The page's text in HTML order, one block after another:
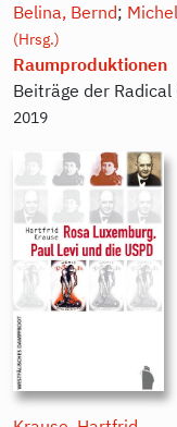
Belina, Bernd;
(Hrsg.)
Raumproduktionen
Beiträge der Radical
2019